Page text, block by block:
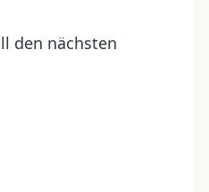
den nächsten